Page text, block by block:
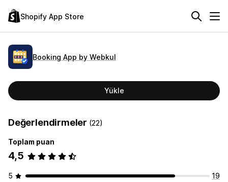
Shopify App Store
Booking App by Webkul
Yükle
Değerlendirmeler (22)
Toplam puan
4,5
5
19